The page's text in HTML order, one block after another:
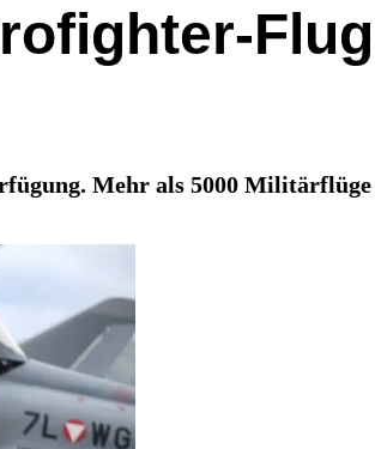
Mehr als 5000